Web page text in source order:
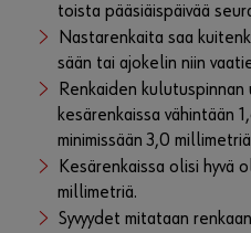
toista pääsiäispäivää
Nastarenkaita saa
sään tai ajokelin niin
Renkaiden
kesärenkaissa vähintään
minimissään 3,0
Kesärenkaissa olisi hyvä
millimetriä.
Syvyydet mitataan